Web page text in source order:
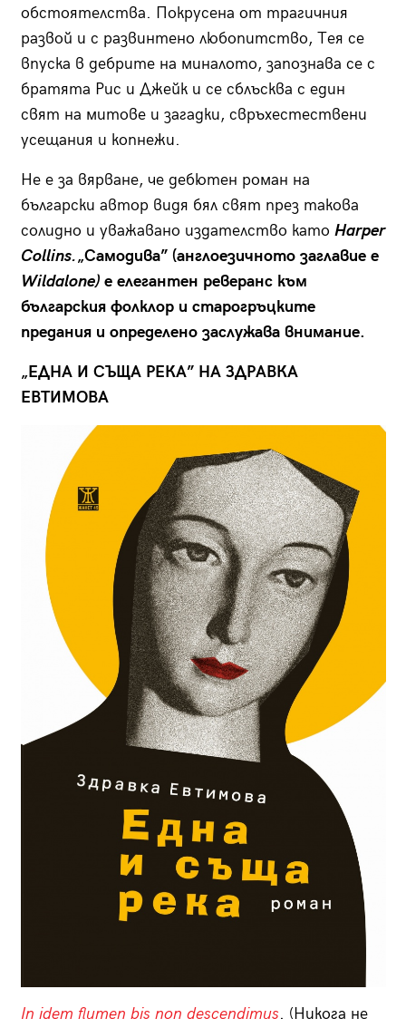
обстоятелства. Покрусена от трагичния
развой и с развинтено любопитство, Тея се
впуска в дебрите на миналото, запознава се с
братята Рис и Джейк и се сблъсква с един
свят на митове и загадки, свръхестествени
усещания и копнежи.
Не е за вярване, че дебютен роман на
български автор видя бял свят през такова
солидно и уважавано издателство като Harper
Collins.„Самодива” (англоезичното заглавие е
Wildalone) е елегантен реверанс към
българския фолклор и старогръцките
предания и определено заслужава внимание.
„ЕДНА И СЪЩА РЕКА” НА ЗДРАВКА
ЕВТИМОВА
In idem flumen bis non descendimus. (Никога не